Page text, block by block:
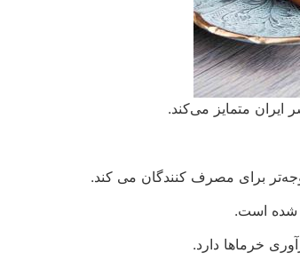
متمایز می‌کند.
برای مصرف کنندگان می کند.
شده است.
خرماها دارد.